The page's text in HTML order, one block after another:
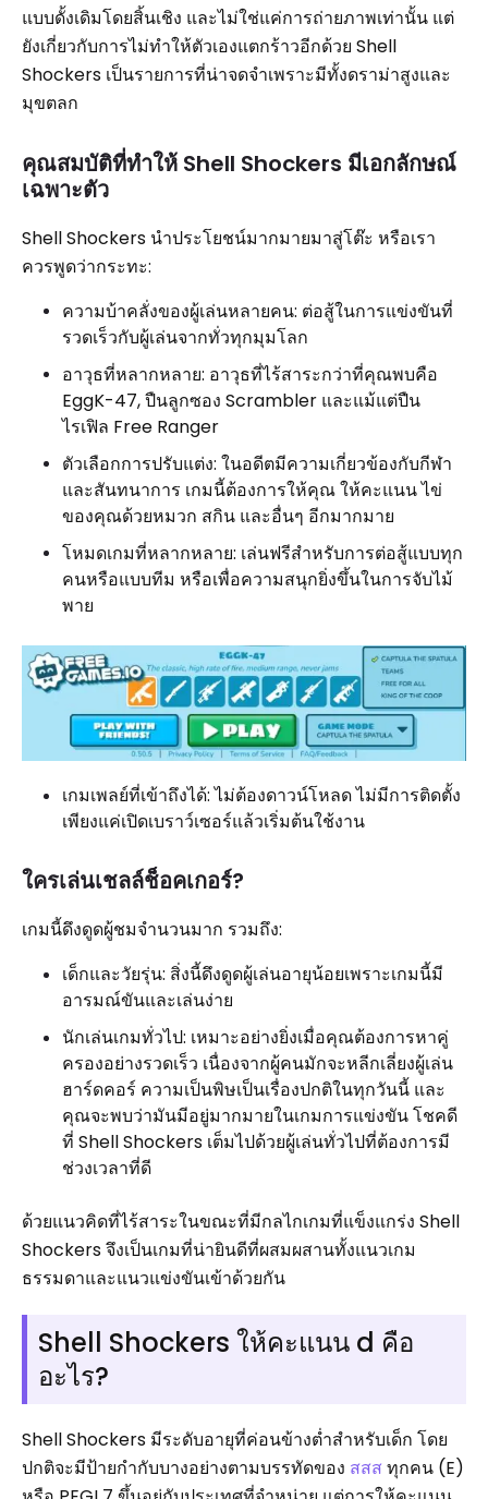
แบบดั้งเดิมโดยสิ้นเชิง และไม่ใช่แค่การถ่ายภาพเท่านั้น แต่
ยังเกี่ยวกับการไม่ทำให้ตัวเองแตกร้าวอีกด้วย Shell
Shockers เป็นรายการที่น่าจดจำเพราะมีทั้งดราม่าสูงและ
มุขตลก
คุณสมบัติที่ทำให้ Shell Shockers มีเอกลักษณ์
เฉพาะตัว
Shell Shockers นำประโยชน์มากมายมาสู่โต๊ะ หรือเรา
ควรพูดว่ากระทะ:
ความบ้าคลั่งของผู้เล่นหลายคน: ต่อสู้ในการแข่งขันที่
รวดเร็วกับผู้เล่นจากทั่วทุกมุมโลก
อาวุธที่หลากหลาย: อาวุธที่ไร้สาระกว่าที่คุณพบคือ
EggK-47, ปืนลูกซอง Scrambler และแม้แต่ปืน
ไรเฟิล Free Ranger
ตัวเลือกการปรับแต่ง: ในอดีตมีความเกี่ยวข้องกับกีฬา
และสันทนาการ เกมนี้ต้องการให้คุณ ให้คะแนน ไข่
ของคุณด้วยหมวก สกิน และอื่นๆ อีกมากมาย
โหมดเกมที่หลากหลาย: เล่นฟรีสำหรับการต่อสู้แบบทุก
คนหรือแบบทีม หรือเพื่อความสนุกยิ่งขึ้นในการจับไม้
พาย
เกมเพลย์ที่เข้าถึงได้: ไม่ต้องดาวน์โหลด ไม่มีการติดตั้ง
เพียงแค่เปิดเบราว์เซอร์แล้วเริ่มต้นใช้งาน
ใครเล่นเชลล์ช็อคเกอร์?
เกมนี้ดึงดูดผู้ชมจำนวนมาก รวมถึง:
เด็กและวัยรุ่น: สิ่งนี้ดึงดูดผู้เล่นอายุน้อยเพราะเกมนี้มี
อารมณ์ขันและเล่นง่าย
นักเล่นเกมทั่วไป: เหมาะอย่างยิ่งเมื่อคุณต้องการหาคู่
ครองอย่างรวดเร็ว เนื่องจากผู้คนมักจะหลีกเลี่ยงผู้เล่น
ฮาร์ดคอร์ ความเป็นพิษเป็นเรื่องปกติในทุกวันนี้ และ
คุณจะพบว่ามันมีอยู่มากมายในเกมการแข่งขัน โชคดี
ที่ Shell Shockers เต็มไปด้วยผู้เล่นทั่วไปที่ต้องการมี
ช่วงเวลาที่ดี
ด้วยแนวคิดที่ไร้สาระในขณะที่มีกลไกเกมที่แข็งแกร่ง Shell
Shockers จึงเป็นเกมที่น่ายินดีที่ผสมผสานทั้งแนวเกม
ธรรมดาและแนวแข่งขันเข้าด้วยกัน
Shell Shockers ให้คะแนน d คือ
อะไร?
Shell Shockers มีระดับอายุที่ค่อนข้างต่ำสำหรับเด็ก โดย
ปกติจะมีป้ายกำกับบางอย่างตามบรรทัดของ สสสทุกคน (E)